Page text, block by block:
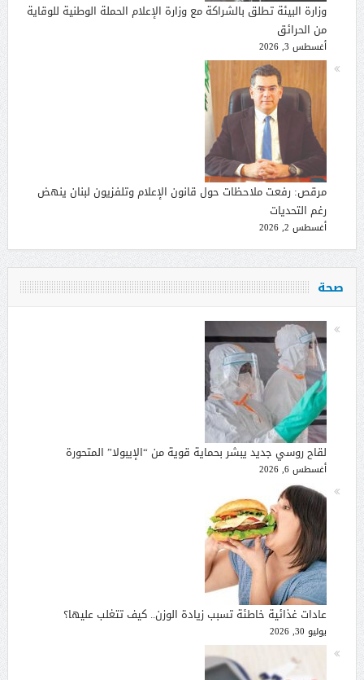
وزارة البيئة تطلق بالشراكة مع وزارة الإعلام الحملة الوطنية للوقاية
من الحرائق
أغسطس 3, 2026
مرقص: رفعت ملاحظات حول قانون الإعلام وتلفزيون لبنان ينهض
رغم التحديات
أغسطس 2, 2026
صحة
لقاح روسي جديد يبشر بحماية قوية من “الإيبولا” المتحورة
أغسطس 6, 2026
عادات غذائية خاطئة تسبب زيادة الوزن.. كيف تتغلب عليها؟
يوليو 30, 2026